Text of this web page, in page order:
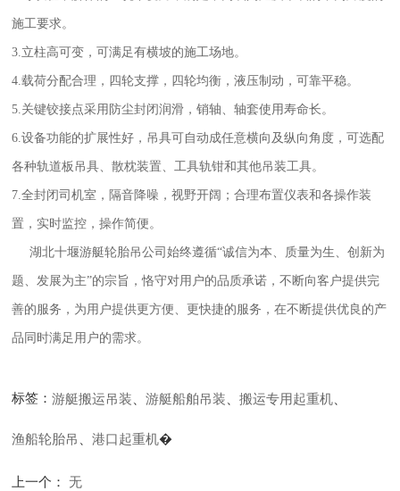
施工要求。
3.立柱高可变，可满足有横坡的施工场地。
4.载荷分配合理，四轮支撑，四轮均衡，液压制动，可靠平稳。
5.关键铰接点采用防尘封闭润滑，销轴、轴套使用寿命长。
6.设备功能的扩展性好，吊具可自动成任意横向及纵向角度，可选配
各种轨道板吊具、散枕装置、工具轨钳和其他吊装工具。
7.全封闭司机室，隔音降噪，视野开阔；合理布置仪表和各操作装
置，实时监控，操作简便。
湖北十堰游艇轮胎吊公司始终遵循“诚信为本、质量为生、创新为
题、发展为主”的宗旨，恪守对用户的品质承诺，不断向客户提供完
善的服务，为用户提供更方便、更快捷的服务，在不断提供优良的产
品同时满足用户的需求。
标签：游艇搬运吊装 、游艇船舶吊装 、搬运专用起重机
渔船轮胎吊 、港口起重机�
上一个：无